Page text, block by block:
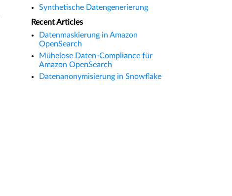
Synthetische Datengenerierung
Recent Articles
Datenmaskierung in Amazon
OpenSearch
Mühelose Daten-Compliance für
Amazon OpenSearch
Datenanonymisierung in Snowflake